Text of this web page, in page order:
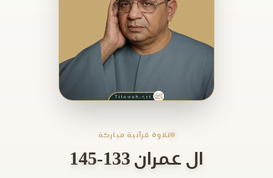
تلاوة قرآنية مباركة
ال عمران 133-145